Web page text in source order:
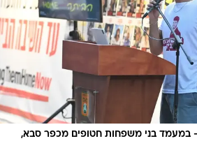
במעמד בני משפחות חטופים מכפר סבא,